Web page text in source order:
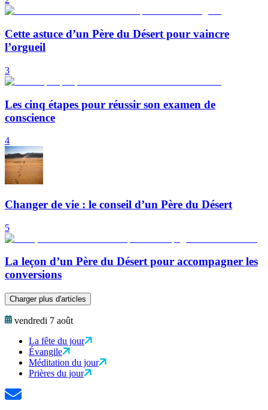
Cette astuce d’un Père du Désert pour vaincre
l’orgueil
3
Les cinq étapes pour réussir son examen de
conscience
4
Changer de vie : le conseil d’un Père du Désert
5
La leçon d’un Père du Désert pour accompagner les
conversions
Charger plus d'articles
vendredi 7 août
La fête du jour
Évangile
Méditation du jour
Prières du jour